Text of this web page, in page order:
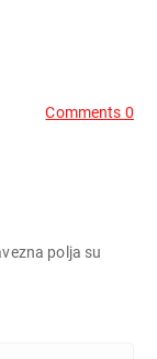
Comments 0
polja su